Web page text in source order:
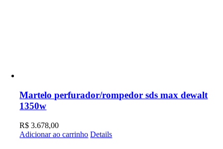
Martelo perfurador/rompedor sds max dewalt
1350w
R$ 3.678,00
Adicionar ao carrinho Details